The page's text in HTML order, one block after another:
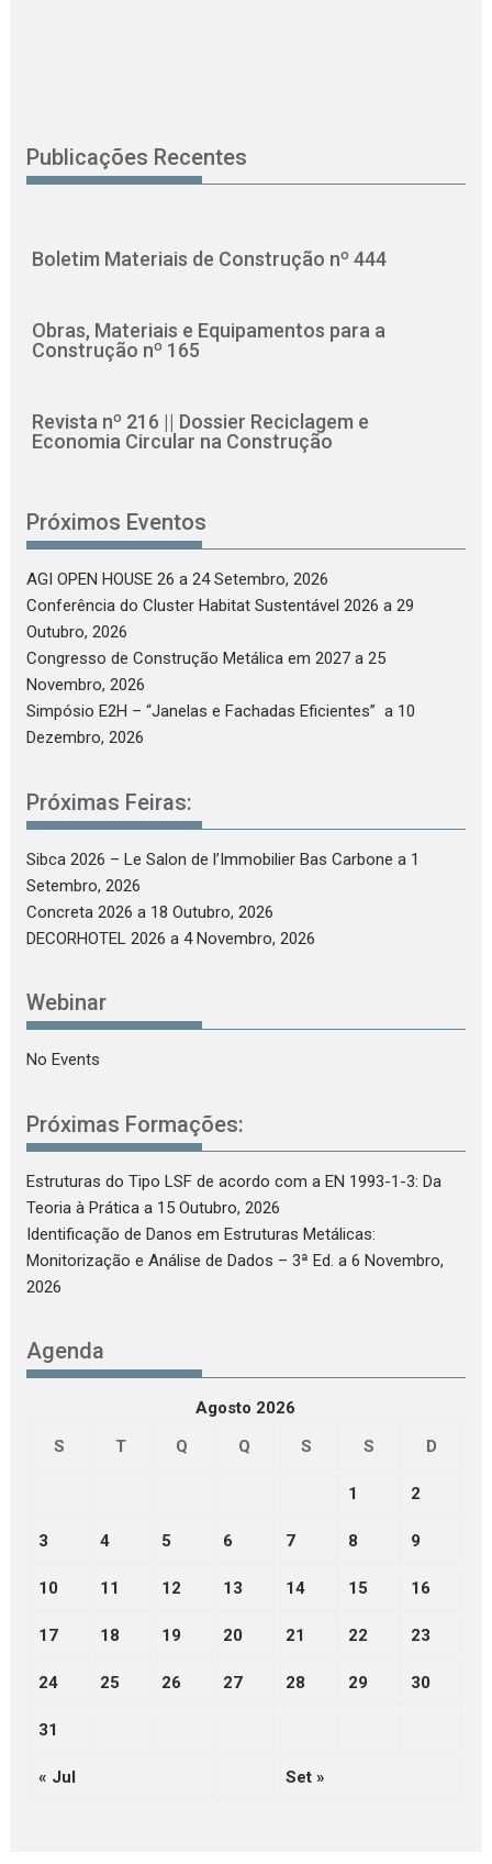
Publicações Recentes
Boletim Materiais de Construção nº 444
Obras, Materiais e Equipamentos para a
Construção nº 165
Revista nº 216 || Dossier Reciclagem e
Economia Circular na Construção
Próximos Eventos
AGI OPEN HOUSE 26 a 24 Setembro, 2026
Conferência do Cluster Habitat Sustentável 2026 a 29
Outubro, 2026
Congresso de Construção Metálica em 2027 a 25
Novembro, 2026
Simpósio E2H – “Janelas e Fachadas Eficientes” a 10
Dezembro, 2026
Próximas Feiras:
Sibca 2026 – Le Salon de l’Immobilier Bas Carbone a 1
Setembro, 2026
Concreta 2026 a 18 Outubro, 2026
DECORHOTEL 2026 a 4 Novembro, 2026
Webinar
No Events
Próximas Formações:
Estruturas do Tipo LSF de acordo com a EN 1993-1-3: Da
Teoria à Prática a 15 Outubro, 2026
Identificação de Danos em Estruturas Metálicas:
Monitorização e Análise de Dados – 3ª Ed. a 6 Novembro,
2026
Agenda
Agosto 2026
S
T Q Q S S D
1 2
3 4 5 6 7 8 9
10 11 12 13 14 15 16
17 18 19 20 21 22 23
24 25 26 27 28 29 30
31
« Jul Set »